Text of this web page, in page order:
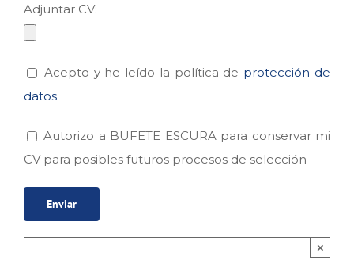
Adjuntar CV:
Acepto y he leído la política de protección de
datos
Autorizo a BUFETE ESCURA para conservar mi
CV para posibles futuros procesos de selección
×